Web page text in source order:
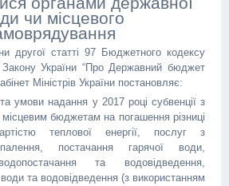
чи місцевого
другої статті 97 Бюджетного кодексу
Закону України “Про Державний бюджет
Міністрів України постановляє:
умови надання у 2017 році субвенції з
бюджетам на погашення різниці
теплової енергії, послуг з
постачання гарячої води,
та водовідведення,
та водовідведення (з використанням